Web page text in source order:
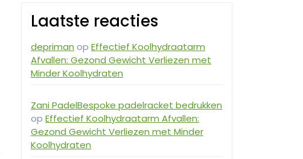
Laatste reacties
depriman op Effectief Koolhydraatarm
Afvallen: Gezond Gewicht Verliezen met
Minder Koolhydraten
Zani PadelBespoke padelracket bedrukken
op Effectief Koolhydraatarm Afvallen:
Gezond Gewicht Verliezen met Minder
Koolhydraten